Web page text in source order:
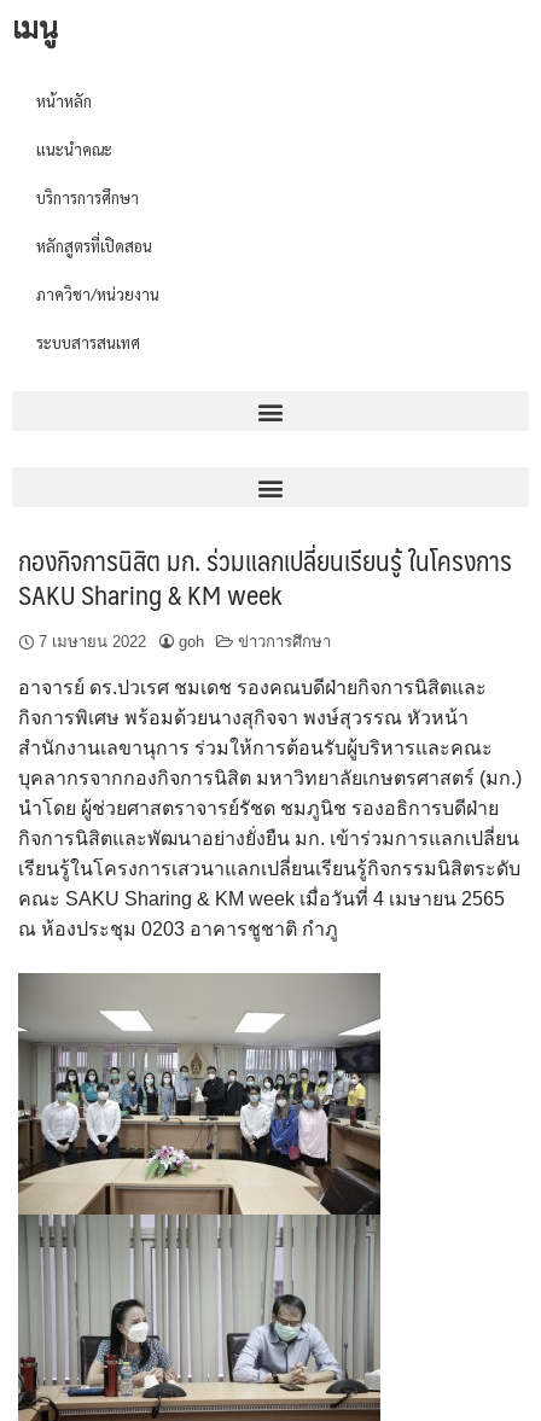
เมนู
หน้าหลัก
แนะนำคณะ
บริการการศึกษา
หลักสูตรที่เปิดสอน
ภาควิชา/หน่วยงาน
ระบบสารสนเทศ
กองกิจการนิสิต มก. ร่วมแลกเปลี่ยนเรียนรู้ ในโครงการ
SAKU Sharing & KM week
7 เมษายน 2022 goh ข่าวการศึกษา
อาจารย์ ดร.ปวเรศ ชมเดช รองคณบดีฝ่ายกิจการนิสิตและ
กิจการพิเศษ พร้อมด้วยนางสุกิจจา พงษ์สุวรรณ หัวหน้า
สำนักงานเลขานุการ ร่วมให้การต้อนรับผู้บริหารและคณะ
บุคลากรจากกองกิจการนิสิต มหาวิทยาลัยเกษตรศาสตร์ (มก.)
นำโดย ผู้ช่วยศาสตราจารย์รัชด ชมภูนิช รองอธิการบดีฝ่าย
กิจการนิสิตและพัฒนาอย่างยั่งยืน มก. เข้าร่วมการแลกเปลี่ยน
เรียนรู้ในโครงการเสวนาแลกเปลี่ยนเรียนรู้กิจกรรมนิสิตระดับ
คณะ SAKU Sharing & KM week เมื่อวันที่ 4 เมษายน 2565
ณ ห้องประชุม 0203 อาคารชูชาติ กำภู